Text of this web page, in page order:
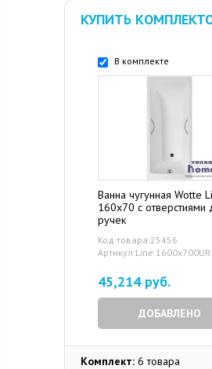
КУПИТЬ
В комплекте
Ванна чугунная Wotte
160x70 c отверстиями
ручек
Код товара:25456
Артикул:Line 1600x700UR
45,214 руб.
ДОБАВЛЕНО
Комплект: 6 товара